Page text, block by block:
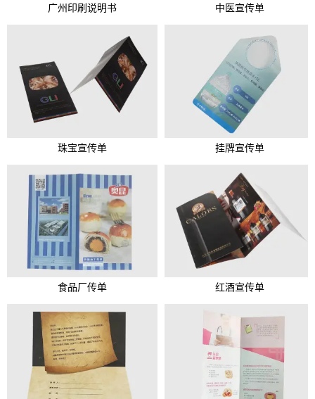
广州印刷说明书 中医宣传单
珠宝宣传单 挂牌宣传单
食品厂传单 红酒宣传单